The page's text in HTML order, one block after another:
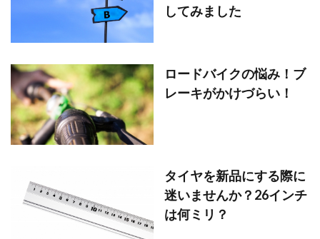
してみました
ロードバイクの悩み！ブ
レーキがかけづらい！
タイヤを新品にする際に
迷いませんか？26インチ
は何ミリ？